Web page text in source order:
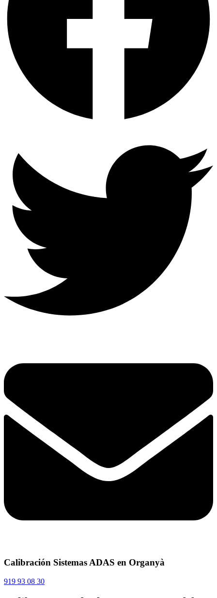
Calibración Sistemas ADAS en Organyà
919 93 08 30